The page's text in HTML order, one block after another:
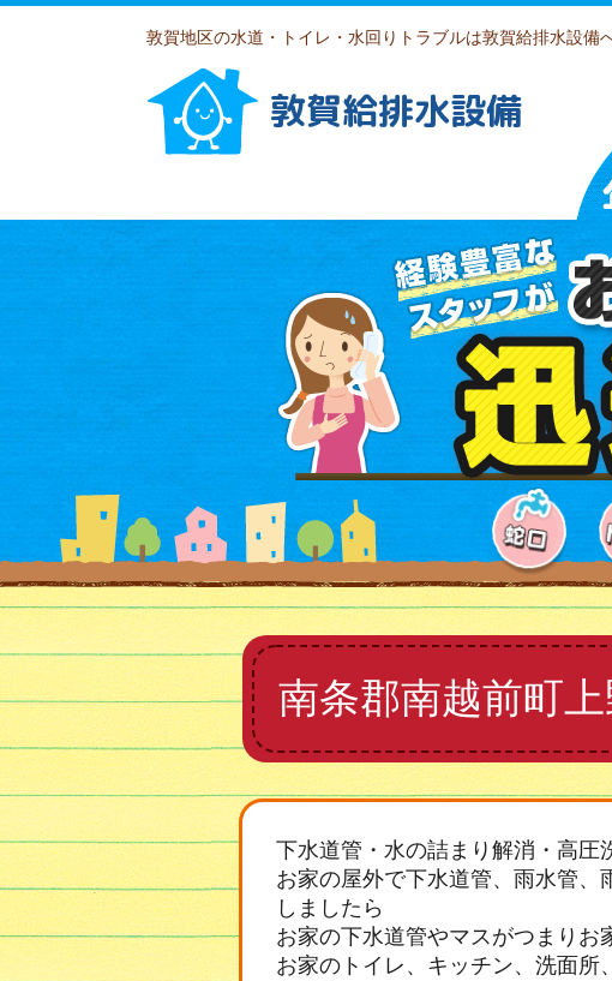
敦賀地区の水道・トイレ・水回りトラブルは敦賀給排水設備
敦賀給排水設備
南条郡南越前町
下水道管・水の詰まり解消・高圧
お家の屋外で下水道管、雨水管
しましたら
お家の下水道管やマスがつまりお
お家のトイレ、キッチン、洗面所